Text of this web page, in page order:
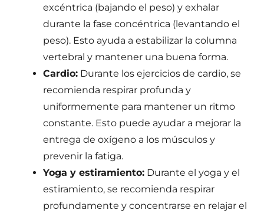
excéntrica (bajando el peso) y exhalar
durante la fase concéntrica (levantando el
peso). Esto ayuda a estabilizar la columna
vertebral y mantener una buena forma.
Cardio: Durante los ejercicios de cardio, se
recomienda respirar profunda y
uniformemente para mantener un ritmo
constante. Esto puede ayudar a mejorar la
entrega de oxígeno a los músculos y
prevenir la fatiga.
Yoga y estiramiento: Durante el yoga y el
estiramiento, se recomienda respirar
profundamente y concentrarse en relajar el